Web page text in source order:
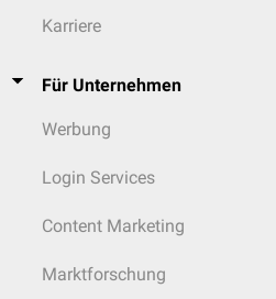
Karriere
Für Unternehmen
Werbung
Login Services
Content Marketing
Marktforschung